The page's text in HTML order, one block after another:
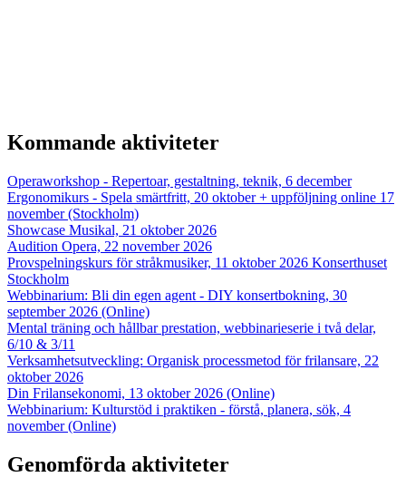
Kommande aktiviteter
Operaworkshop - Repertoar, gestaltning, teknik, 6 december
Ergonomikurs - Spela smärtfritt, 20 oktober + uppföljning online 17
november (Stockholm)
Showcase Musikal, 21 oktober 2026
Audition Opera, 22 november 2026
Provspelningskurs för stråkmusiker, 11 oktober 2026 Konserthuset
Stockholm
Webbinarium: Bli din egen agent - DIY konsertbokning, 30
september 2026 (Online)
Mental träning och hållbar prestation, webbinarieserie i två delar,
6/10 & 3/11
Verksamhetsutveckling: Organisk processmetod för frilansare, 22
oktober 2026
Din Frilansekonomi, 13 oktober 2026 (Online)
Webbinarium: Kulturstöd i praktiken - förstå, planera, sök, 4
november (Online)
Genomförda aktiviteter